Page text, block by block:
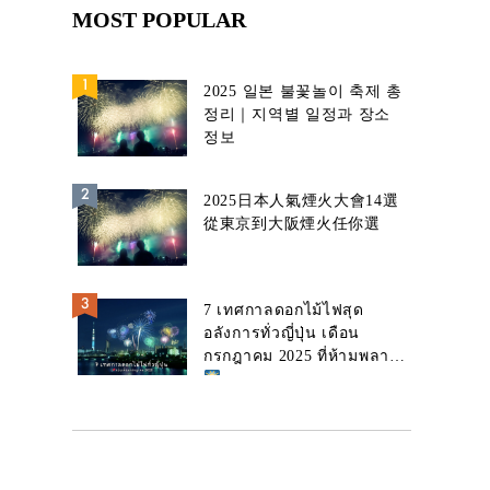
MOST POPULAR
2025 일본 불꽃놀이 축제 총
정리｜지역별 일정과 장소
정보
2025日本人氣煙火大會14選
從東京到大阪煙火任你選
7 เทศกาลดอกไม้ไฟสุด
อลังการทั่วญี่ปุ่น เดือน
กรกฎาคม 2025 ที่ห้ามพลาด!